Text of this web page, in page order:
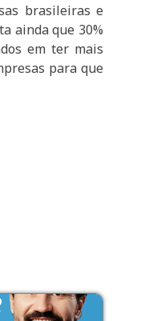
brasileiras e
ainda que 30%
em ter mais
para que